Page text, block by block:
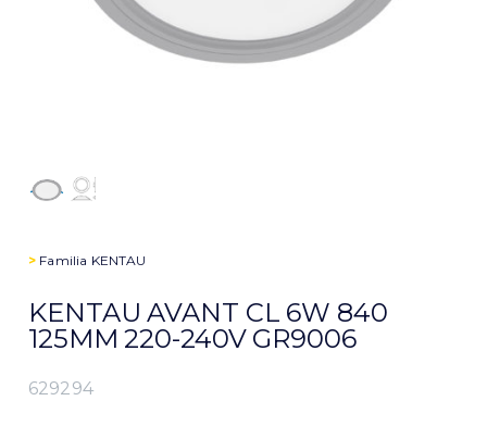
> Familia KENTAU
KENTAU AVANT CL 6W 840
125MM 220-240V GR9006
629294